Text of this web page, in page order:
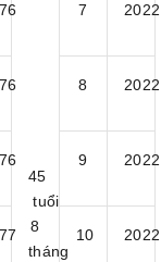
45
tuổi
8
tháng
7 2022
8 2022
9 2022
10 2022